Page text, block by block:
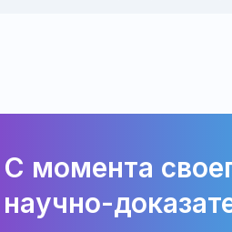
С момента
научно-